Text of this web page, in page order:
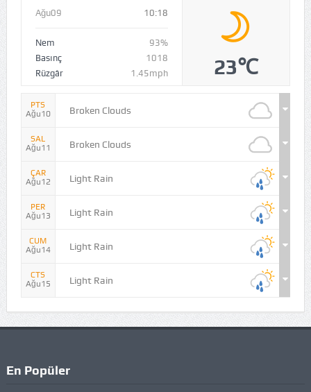
Ağu09 10:18
Nem
93%
Basınç
1018
Rüzgâr
1.45mph 23℃
PTS
Ağu10
Broken Clouds
SAL
Ağu11
Broken Clouds
ÇAR
Ağu12
Light Rain
PER
Ağu13
Light Rain
CUM
Ağu14
Light Rain
CTS
Ağu15
Light Rain
En Popüler